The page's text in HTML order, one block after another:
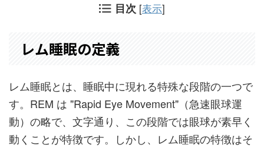
目次 [表示]
レム睡眠の定義
レム睡眠とは、睡眠中に現れる特殊な段階の一つで
す。REM は "Rapid Eye Movement"（急速眼球運
動）の略で、文字通り、この段階では眼球が素早く
動くことが特徴です。しかし、レム睡眠の特徴はそ